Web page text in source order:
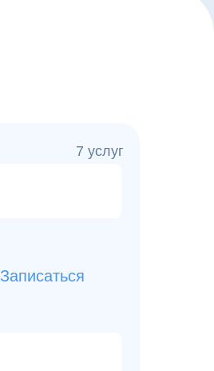
7 услуг
Записаться